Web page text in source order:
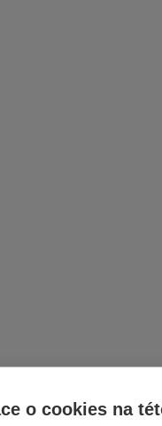
o cookies na